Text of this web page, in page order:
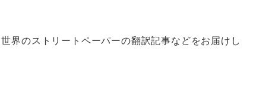
界のストリートペーパーの翻訳記事などをお届けし